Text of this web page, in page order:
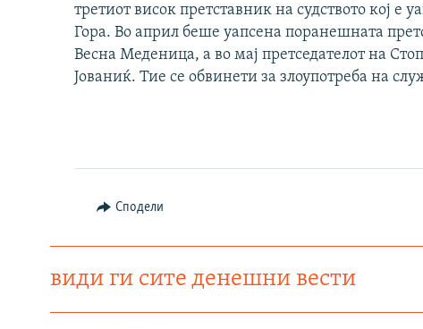
третиот висок претставник на судството кој е
Гора. Во април беше уапсена поранешната
Весна Меденица, а во мај претседателот на
Јованиќ. Тие се обвинети за злоупотреба на
Сподели
види ги сите денешни вести